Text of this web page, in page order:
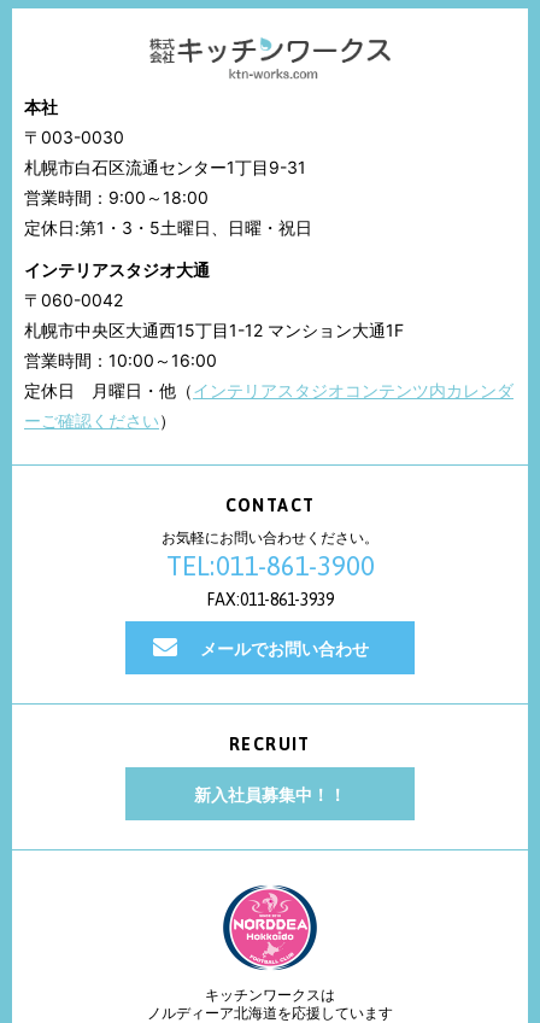
本社
〒003-0030
札幌市白石区流通センター1丁目9-31
営業時間：9:00～18:00
定休日:第1・3・5土曜日、日曜・祝日
インテリアスタジオ大通
〒060-0042
札幌市中央区大通西15丁目1-12 マンション大通1F
営業時間：10:00～16:00
定休日 月曜日・他（インテリアスタジオコンテンツ内カレンダ
ーご確認ください）
CONTACT
お気軽にお問い合わせください。
TEL:011-861-3900
FAX:011-861-3939
メールでお問い合わせ
RECRUIT
新入社員募集中！！
キッチンワークスは
ノルディーア北海道を応援しています